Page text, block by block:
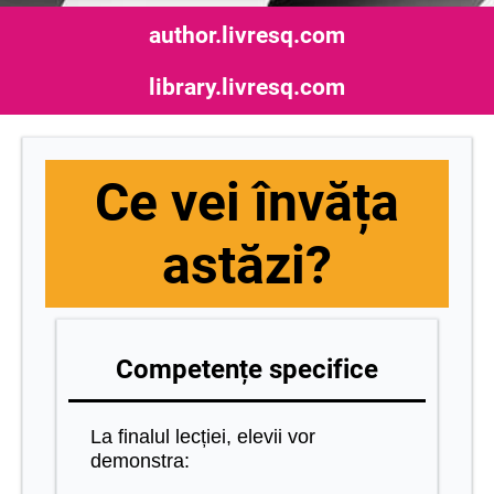
author.livresq.com
library.livresq.com
Ce vei învăța
astăzi?
Competențe specifice
La finalul lecției, elevii vor
demonstra: